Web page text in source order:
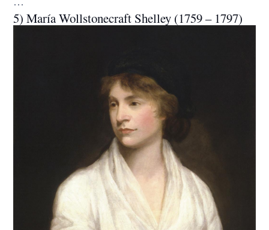
5) María Wollstonecraft Shelley (1759 – 1797)